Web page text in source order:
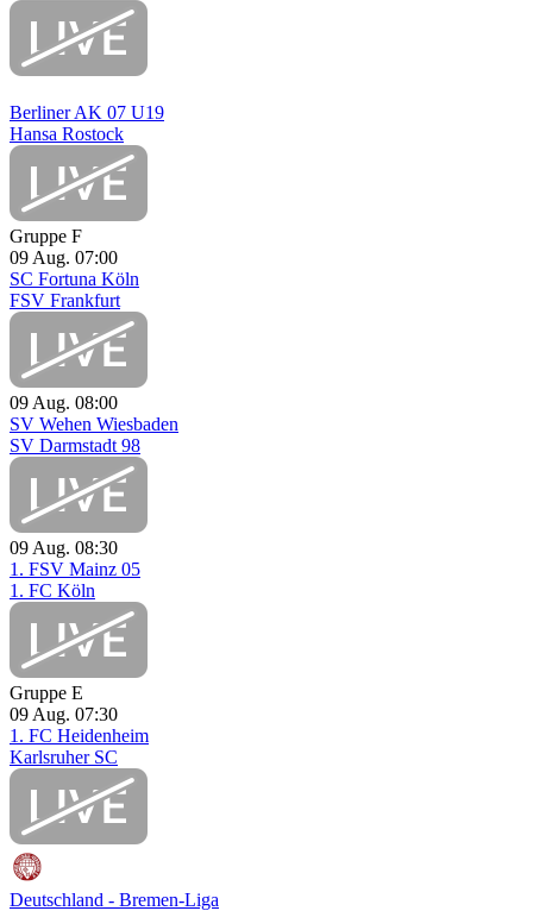
Berliner AK 07 U19
Hansa Rostock
Gruppe F
09 Aug. 07:00
SC Fortuna Köln
FSV Frankfurt
09 Aug. 08:00
SV Wehen Wiesbaden
SV Darmstadt 98
09 Aug. 08:30
1. FSV Mainz 05
1. FC Köln
Gruppe E
09 Aug. 07:30
1. FC Heidenheim
Karlsruher SC
Deutschland - Bremen-Liga